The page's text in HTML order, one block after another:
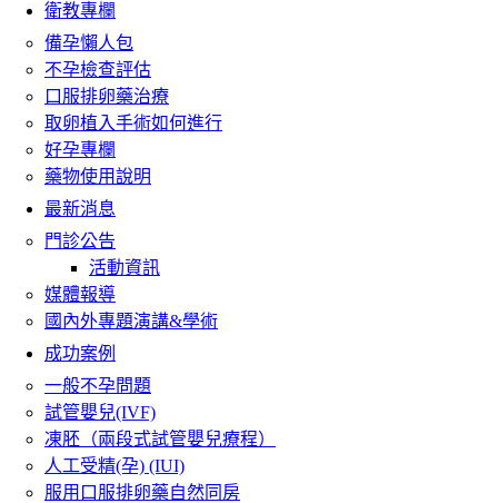
衛教專欄
備孕懶人包
不孕檢查評估
口服排卵藥治療
取卵植入手術如何進行
好孕專欄
藥物使用說明
最新消息
門診公告
活動資訊
媒體報導
國內外專題演講&學術
成功案例
一般不孕問題
試管嬰兒(IVF)
凍胚（兩段式試管嬰兒療程）
人工受精(孕) (IUI)
服用口服排卵藥自然同房